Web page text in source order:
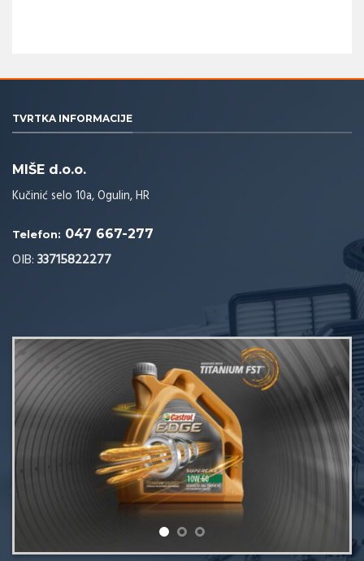
TVRTKA INFORMACIJE
MIŠE d.o.o.
Kučinić selo 10a, Ogulin, HR
Telefon: 047 667-277
OIB:33715822277